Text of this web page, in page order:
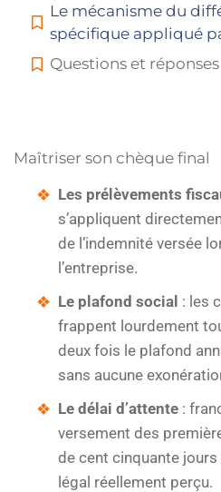
Le mécanisme du
spécifique appliqué
Questions et réponses
Maîtriser son chèque final
Les prélèvements
s’appliquent
de l’indemnité versée
l’entreprise.
Le plafond social : les
frappent lourdement
deux fois le plafond
sans aucune
Le délai d’attente :
versement des
de cent cinquante
légal réellement perçu.